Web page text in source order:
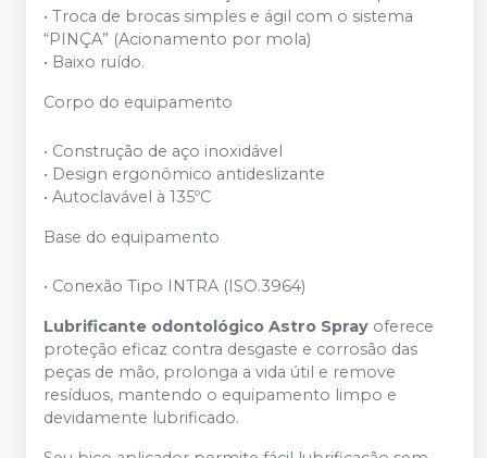
• Troca de brocas simples e ágil com o sistema
“PINÇA” (Acionamento por mola)
• Baixo ruído.
Corpo do equipamento
• Construção de aço inoxidável
• Design ergonômico antideslizante
• Autoclavável à 135ºC
Base do equipamento
• Conexão Tipo INTRA (ISO.3964)
Lubrificante odontológico Astro Spray oferece
proteção eficaz contra desgaste e corrosão das
peças de mão, prolonga a vida útil e remove
resíduos, mantendo o equipamento limpo e
devidamente lubrificado.